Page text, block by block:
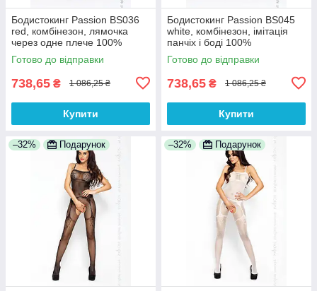
Бодистокинг Passion BS036
red, комбінезон, лямочка
через одне плече 100%
Анонімності
Готово до відправки
738,65 ₴ 1 086,25 ₴
Купити
Бодистокинг Passion BS045
white, комбінезон, імітація
панчіх і боді 100%
Анонімності
Готово до відправки
738,65 ₴ 1 086,25 ₴
Купити
–32% Подарунок –32% Подарунок